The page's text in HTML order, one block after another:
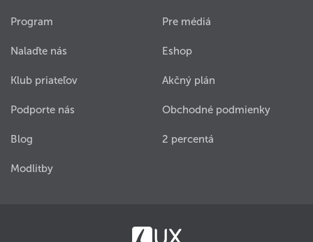
Program
Nalaďte nás
Klub priateľov
Podporte nás
Blog
Modlitby
Pre médiá
Eshop
Akčný plán
Obchodné podmienky
2 percentá